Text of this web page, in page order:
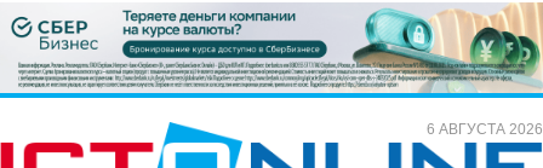
6 АВГУСТА 2026